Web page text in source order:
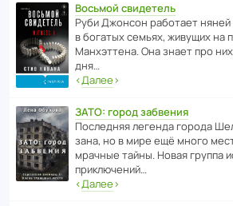
Восьмой свидетель
Руби Джонсон рабо­тает няней
в богатых семьях, живущих на
Манх­эт­тена. Она знает про
дня…
‹Далее›
ЗАТО: город забвения
После­дняя легенда города
зана, но в мире ещё много
мрачные тайны. Новая группа
приключений…
‹Далее›